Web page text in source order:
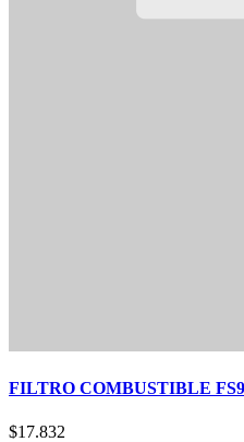
FILTRO COMBUSTIBLE
$17.832